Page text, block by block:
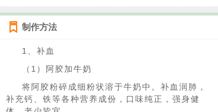
制作方法
1、补血
（1）阿胶加牛奶
将阿胶粉碎成细粉状溶于牛奶中。补血润肺，
补充钙、铁等各种营养成份，口味纯正，强身健